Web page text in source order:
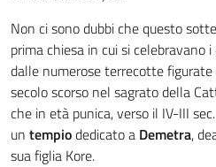
Non ci sono dubbi che questo
prima chiesa in cui si
dalle numerose terrecotte
secolo scorso nel sagrato della
che in età punica, verso il IV-III
un tempiodedicato a Demetra,
sua figlia Kore.